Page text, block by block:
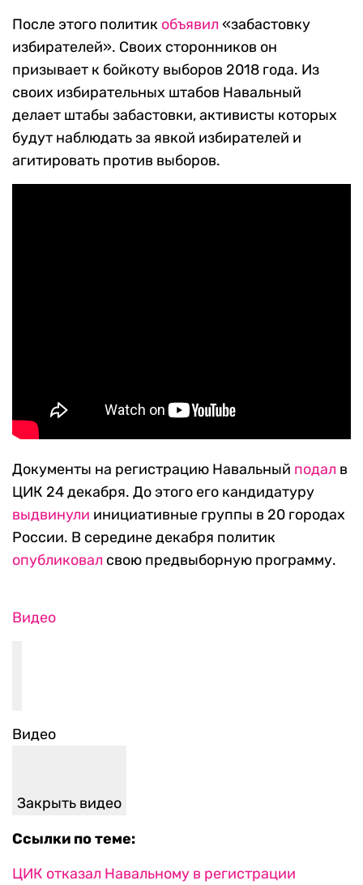
После этого политик объявил «забастовку
избирателей». Своих сторонников он
призывает к бойкоту выборов 2018 года. Из
своих избирательных штабов Навальный
делает штабы забастовки, активисты которых
будут наблюдать за явкой избирателей и
агитировать против выборов.
Документы на регистрацию Навальный подал в
ЦИК 24 декабря. До этого его кандидатуру
выдвинули инициативные группы в 20 городах
России. В середине декабря политик
опубликовал свою предвыборную программу.
Видео
Видео
Закрыть видео
Ссылки по теме:
ЦИК отказал Навальному в регистрации